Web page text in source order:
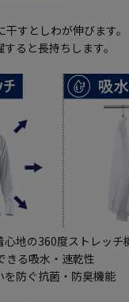
すとしわが伸びます。
ると長持ちします。
心地の360度ストレッチ
きる吸水・速乾性
を防ぐ抗菌・防臭機能